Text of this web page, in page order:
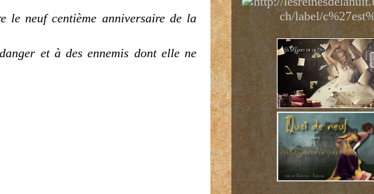
le neuf centième anniversaire de la
et à des ennemis dont elle ne